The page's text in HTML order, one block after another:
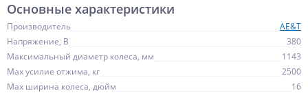
Основные характеристики
Производитель
AE&T
Напряжение, В
380
Максимальный диаметр колеса, мм
1143
Max усилие отжима, кг
2500
Max ширина колеса, дюйм
16